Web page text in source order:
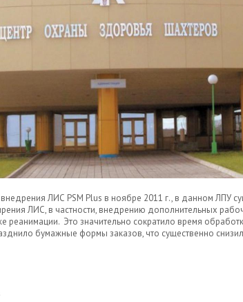
ЛИС PSM Plus в ноябре 2011 г., в данном ЛПУ
ЛИС, в частности, внедрению дополнительных
реанимации. Это значительно сократило время
бумажные формы заказов, что существенно
PSM PLUS